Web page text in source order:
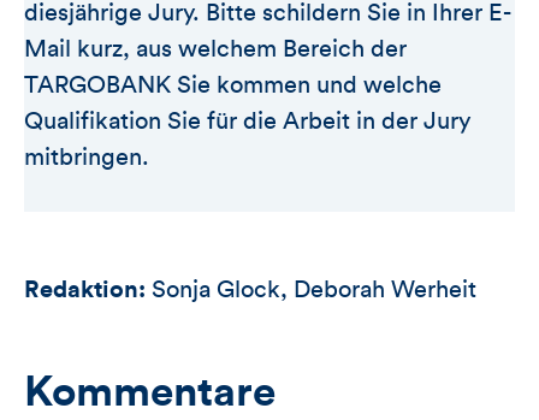
diesjährige Jury. Bitte schildern Sie in Ihrer E-
Mail kurz, aus welchem Bereich der
TARGOBANK Sie kommen und welche
Qualifikation Sie für die Arbeit in der Jury
mitbringen.
Redaktion: Sonja Glock, Deborah Werheit
Kommentare